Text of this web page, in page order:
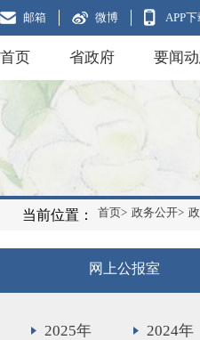
邮箱 微博 APP
首页 省政府 要闻
当前位置： 首页> 政务公开>
网上公报室
2025年 2024年